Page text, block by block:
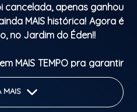
cancelada, apenas ganhou
MAIS histórica! Agora é
no Jardim do Éden!!
MAIS TEMPO pra garantir
do seu jeito e chegar no
pelo contrário: estamos
MAIS